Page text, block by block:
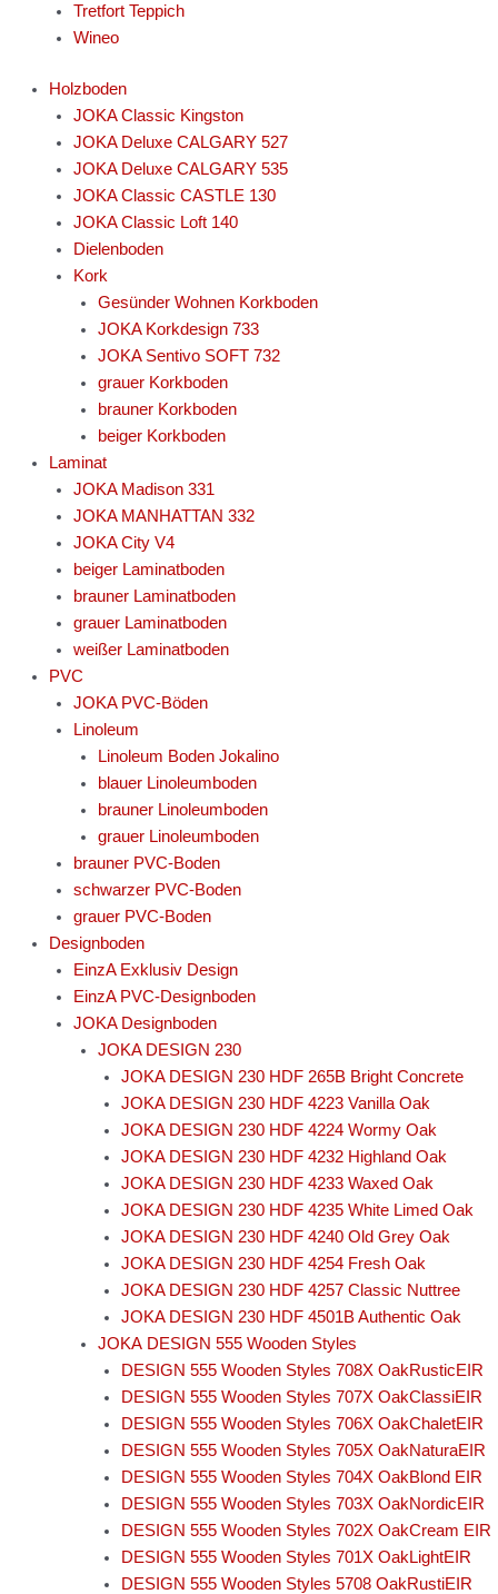
Tretfort Teppich
Wineo
Holzboden
JOKA Classic Kingston
JOKA Deluxe CALGARY 527
JOKA Deluxe CALGARY 535
JOKA Classic CASTLE 130
JOKA Classic Loft 140
Dielenboden
Kork
Gesünder Wohnen Korkboden
JOKA Korkdesign 733
JOKA Sentivo SOFT 732
grauer Korkboden
brauner Korkboden
beiger Korkboden
Laminat
JOKA Madison 331
JOKA MANHATTAN 332
JOKA City V4
beiger Laminatboden
brauner Laminatboden
grauer Laminatboden
weißer Laminatboden
PVC
JOKA PVC-Böden
Linoleum
Linoleum Boden Jokalino
blauer Linoleumboden
brauner Linoleumboden
grauer Linoleumboden
brauner PVC-Boden
schwarzer PVC-Boden
grauer PVC-Boden
Designboden
EinzA Exklusiv Design
EinzA PVC-Designboden
JOKA Designboden
JOKA DESIGN 230
JOKA DESIGN 230 HDF 265B Bright Concrete
JOKA DESIGN 230 HDF 4223 Vanilla Oak
JOKA DESIGN 230 HDF 4224 Wormy Oak
JOKA DESIGN 230 HDF 4232 Highland Oak
JOKA DESIGN 230 HDF 4233 Waxed Oak
JOKA DESIGN 230 HDF 4235 White Limed Oak
JOKA DESIGN 230 HDF 4240 Old Grey Oak
JOKA DESIGN 230 HDF 4254 Fresh Oak
JOKA DESIGN 230 HDF 4257 Classic Nuttree
JOKA DESIGN 230 HDF 4501B Authentic Oak
JOKA DESIGN 555 Wooden Styles
DESIGN 555 Wooden Styles 708X OakRusticEIR
DESIGN 555 Wooden Styles 707X OakClassiEIR
DESIGN 555 Wooden Styles 706X OakChaletEIR
DESIGN 555 Wooden Styles 705X OakNaturaEIR
DESIGN 555 Wooden Styles 704X OakBlond EIR
DESIGN 555 Wooden Styles 703X OakNordicEIR
DESIGN 555 Wooden Styles 702X OakCream EIR
DESIGN 555 Wooden Styles 701X OakLightEIR
DESIGN 555 Wooden Styles 5708 OakRustiEIR